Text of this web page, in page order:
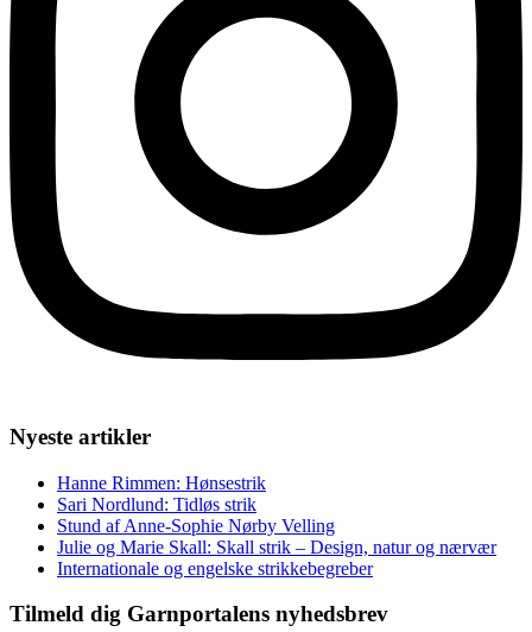
Nyeste artikler
Hanne Rimmen: Hønsestrik
Sari Nordlund: Tidløs strik
Stund af Anne-Sophie Nørby Velling
Julie og Marie Skall: Skall strik – Design, natur og nærvær
Internationale og engelske strikkebegreber
Tilmeld dig Garnportalens nyhedsbrev